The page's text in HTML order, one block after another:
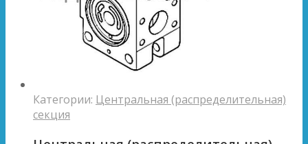
Категории: Центральная (распределительная)
секция